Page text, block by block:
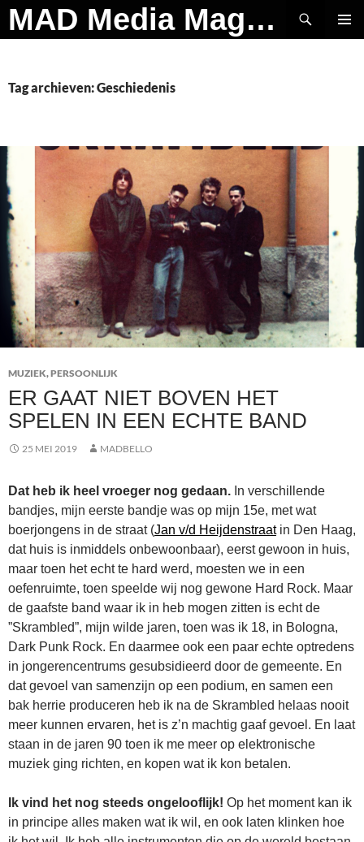
Ga
naar
MAD Media Magazine
Zoeken
Tag archieven: Geschiedenis
MUZIEK,PERSOONLIJK
ER GAAT NIET BOVEN HET
SPELEN IN EEN ECHTE BAND
25 MEI 2019 MADBELLO
Dat heb ik heel vroeger nog gedaan. In verschillende
bandjes, mijn eerste bandje was op mijn 15e, met wat
boerjongens in de straat (Jan v/d Heijdenstraatin Den Haag,
dat huis is inmiddels onbewoonbaar), eerst gewoon in huis,
maar toen het echt te hard werd, moesten we in een
oefenruimte, toen speelde wij nog gewone Hard Rock. Maar
de gaafste band waar ik in heb mogen zitten is echt de
”Skrambled”, mijn wilde jaren, toen was ik 18, in Bologna,
Dark Punk Rock. En daarmee ook een paar echte optredens
in jongerencentrums gesubsidieerd door de gemeente. En
dat gevoel van samenzijn op een podium, en samen een
bak herrie produceren heb ik na de Skrambled helaas nooit
meer kunnen ervaren, het is z’n machtig gaaf gevoel. En laat
staan in de jaren 90 toen ik me meer op elektronische
muziek ging richten, en kopen wat ik kon betalen.
Ik vind het nog steeds ongelooflijk! Op het moment kan ik
in principe alles maken wat ik wil, en ook laten klinken hoe